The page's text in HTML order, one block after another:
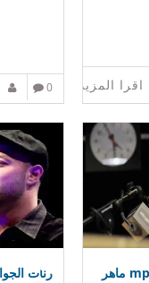
اقرا المزيد 0
يانبي انت نور الله فجرا mp3 ماهر
رنات